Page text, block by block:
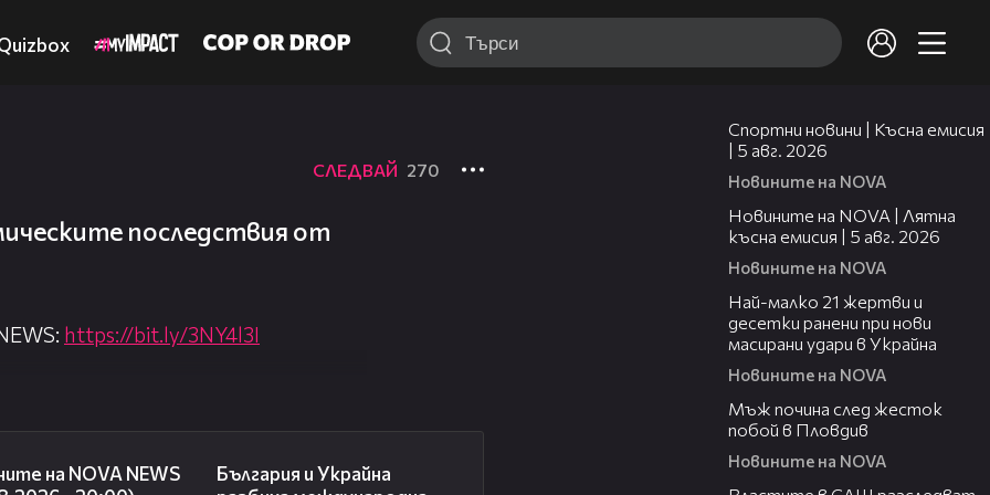
СЛЕДВАЙ 270
последствия от
https://bit.ly/3NY4l3I
live/news
на NOVA NEWS
България и Украйна
Спортни новини | Късна емисия
| 5 авг. 2026
Новините на NOVA
Новините на NOVA | Лятна
късна емисия | 5 авг. 2026
Новините на NOVA
Най-малко 21 жертви и
десетки ранени при нови
масирани удари в Украйна
Новините на NOVA
Мъж почина след жесток
побой в Пловдив
Новините на NOVA